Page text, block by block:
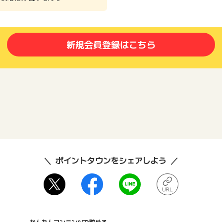
新規会員登録はこちら
ポイントタウンをシェアしよう